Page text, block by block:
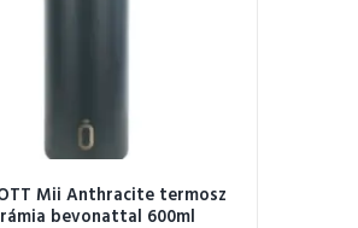
Mii Anthracite termosz
bevonattal 600ml